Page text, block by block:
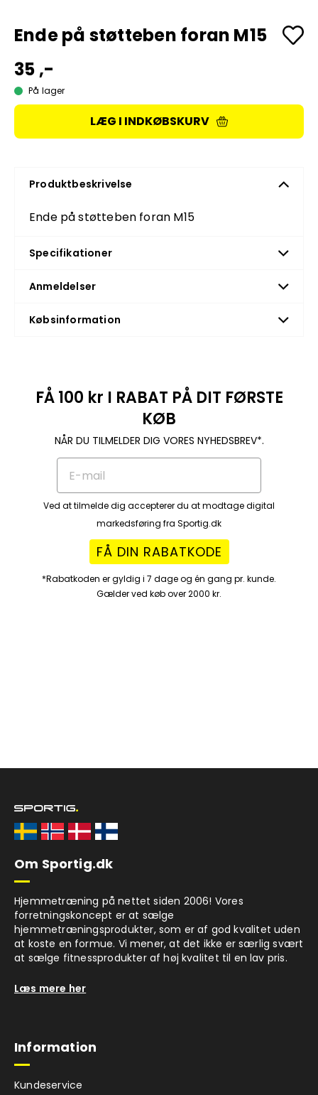
Ende på støtteben foran M15
35 ,-
På lager
LÆG I INDKØBSKURV
Produktbeskrivelse
Ende på støtteben foran M15
Specifikationer
Anmeldelser
Købsinformation
FÅ 100 kr I RABAT PÅ DIT FØRSTE
KØB
NÅR DU TILMELDER DIG VORES NYHEDSBREV*.
Ved at tilmelde dig accepterer du at modtage digital
markedsføring fra Sportig.dk
FÅ DIN RABATKODE
*Rabatkoden er gyldig i 7 dage og én gang pr. kunde.
Gælder ved køb over 2000 kr.
Om Sportig.dk
Hjemmetræning på nettet siden 2006! Vores
forretningskoncept er at sælge
hjemmetræningsprodukter, som er af god kvalitet uden
at koste en formue. Vi mener, at det ikke er særlig svært
at sælge fitnessprodukter af høj kvalitet til en lav pris.
Læs mere her
Information
Kundeservice